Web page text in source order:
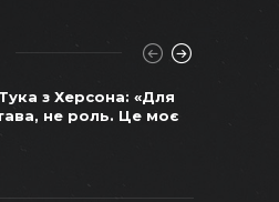
погоджував
українських
у 2011 році –
з Херсона: «Для
не роль. Це моє